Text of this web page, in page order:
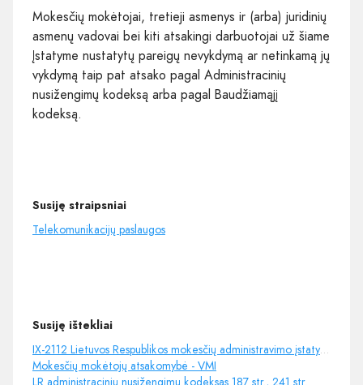
Mokesčių mokėtojai, tretieji asmenys ir (arba) juridinių
asmenų vadovai bei kiti atsakingi darbuotojai už šiame
Įstatyme nustatytų pareigų nevykdymą ar netinkamą jų
vykdymą taip pat atsako pagal Administracinių
nusižengimų kodeksą arba pagal Baudžiamąjį
kodeksą.
Susiję straipsniai
Telekomunikacijų paslaugos
Susiję ištekliai
IX-2112 Lietuvos Respublikos mokesčių administravimo įstatymas 66 str., 104-1 str., 143 str.
Mokesčių mokėtojų atsakomybė - VMI
LR administracinių nusižengimų kodeksas 187 str., 241 str.